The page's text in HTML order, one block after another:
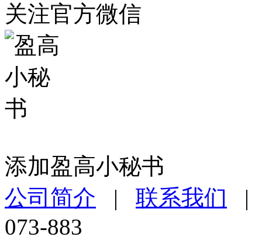
关注官方微信
添加盈高小秘书
公司简介 | 联系我们
073-883